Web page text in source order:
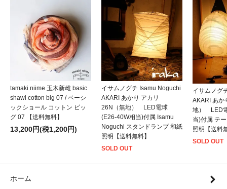
tamaki niime 玉木新雌 basic
shawl cotton big 07 / ベーシ
ックショール コットン ビッ
グ 07 【送料無料】
13,200円(税1,200円)
イサムノグチ Isamu Noguchi
AKARI あかり アカリ
26N（無地） LED電球
(E26-40W相当)付属 Isamu
Noguchi スタンドランプ 和紙
照明【送料無料】
SOLD OUT
イサムノグ
AKARI あか
地） LED
当)付属 テ
照明【送料
SOLD OUT
ホーム